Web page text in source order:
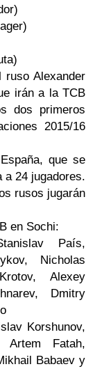
ruso Alexander
irán a la TCB
dos primeros
2015/16
que se
a 24 jugadores.
rusos jugarán
en Sochi:
País,
Nicholas
Alexey
Dmitry
Korshunov,
Artem Fatah,
Babaev y